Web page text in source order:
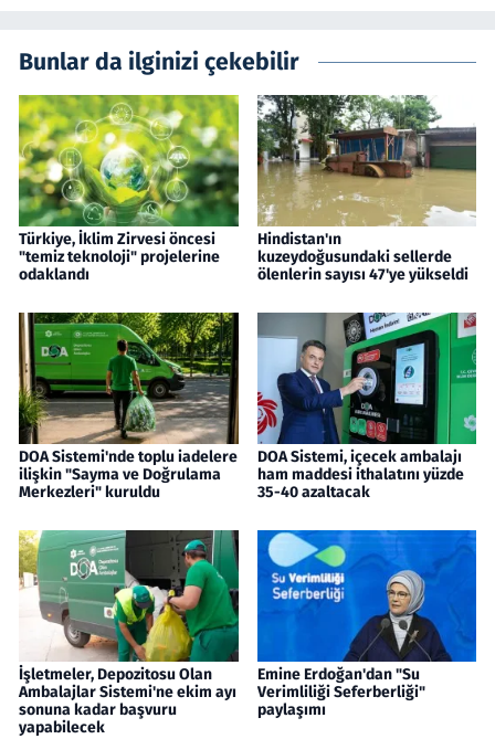
Bunlar da ilginizi çekebilir
Türkiye, İklim Zirvesi öncesi
"temiz teknoloji" projelerine
odaklandı
Hindistan'ın
kuzeydoğusundaki sellerde
ölenlerin sayısı 47'ye yükseldi
DOA Sistemi'nde toplu iadelere
ilişkin "Sayma ve Doğrulama
Merkezleri" kuruldu
DOA Sistemi, içecek ambalajı
ham maddesi ithalatını yüzde
35-40 azaltacak
İşletmeler, Depozitosu Olan
Ambalajlar Sistemi'ne ekim ayı
sonuna kadar başvuru
yapabilecek
Emine Erdoğan'dan "Su
Verimliliği Seferberliği"
paylaşımı